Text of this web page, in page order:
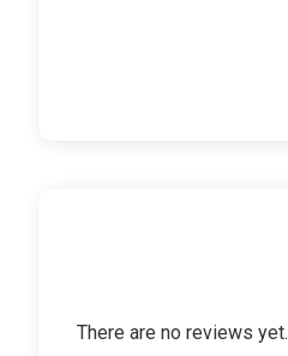
There are no reviews yet.